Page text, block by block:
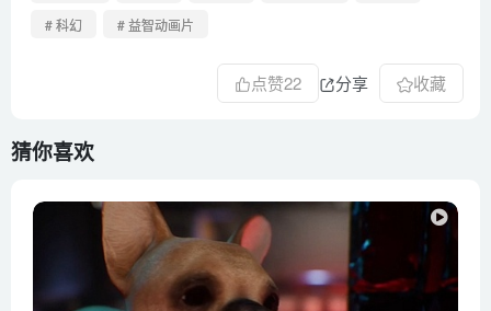
# 科幻
# 益智动画片
点赞22 分享 收藏
猜你喜欢